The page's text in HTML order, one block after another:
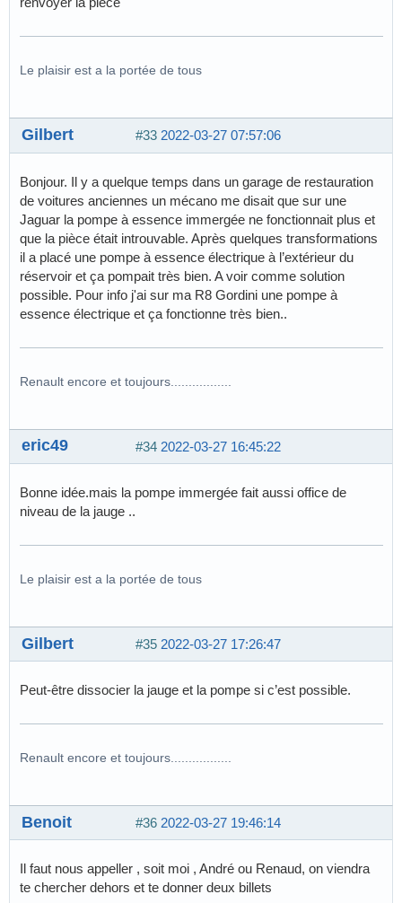
Le plaisir est a la portée de tous
#33 2022-03-27 07:57:06
Gilbert
Bonjour. Il y a quelque temps dans un garage de restauration
de voitures anciennes un mécano me disait que sur une
Jaguar la pompe à essence immergée ne fonctionnait plus et
que la pièce était introuvable. Après quelques transformations
il a placé une pompe à essence électrique à l’extérieur du
réservoir et ça pompait très bien. A voir comme solution
possible. Pour info j'ai sur ma R8 Gordini une pompe à
essence électrique et ça fonctionne très bien..
Renault encore et toujours.................
#34 2022-03-27 16:45:22
eric49
Bonne idée.mais la pompe immergée fait aussi office de
niveau de la jauge ..
Le plaisir est a la portée de tous
#35 2022-03-27 17:26:47
Gilbert
Peut-être dissocier la jauge et la pompe si c’est possible.
Renault encore et toujours.................
#36 2022-03-27 19:46:14
Benoit
Il faut nous appeller , soit moi , André ou Renaud, on viendra
te chercher dehors et te donner deux billets